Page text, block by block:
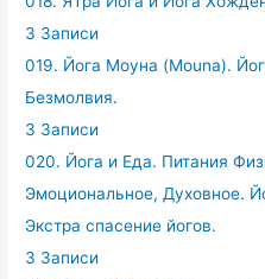
3 Записи
019. Йога Моуна (Mouna).
Безмолвия.
3 Записи
020. Йога и Еда. Питания
Эмоциональное, Духовное.
Экстра спасение йогов.
3 Записи